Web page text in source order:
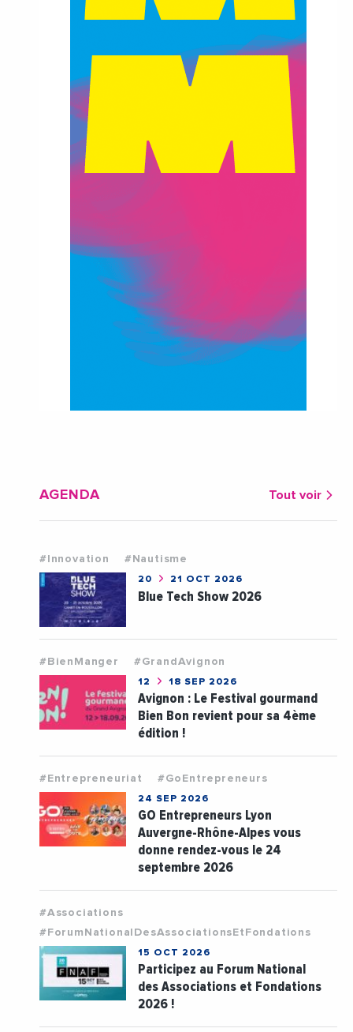
AGENDA Tout voir
#Innovation #Nautisme
20 21 OCT 2026
Blue Tech Show 2026
#BienManger #GrandAvignon
12 18 SEP 2026
Avignon : Le Festival gourmand
Bien Bon revient pour sa 4ème
édition !
#Entrepreneuriat #GoEntrepreneurs
24 SEP 2026
GO Entrepreneurs Lyon
Auvergne-Rhône-Alpes vous
donne rendez-vous le 24
septembre 2026
#Associations
#ForumNationalDesAssociationsEtFondations
15 OCT 2026
Participez au Forum National
des Associations et Fondations
2026 !